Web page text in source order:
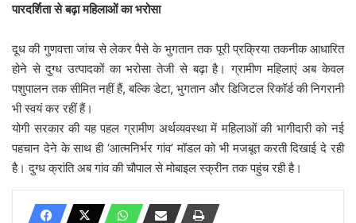
पारदर्शिता से बढ़ा महिलाओं का भरोसा
दूध की गुणवत्ता जांच से लेकर पैसे के भुगतान तक पूरी प्रक्रिया तकनीक आधारित
होने से दुग्ध उत्पादकों का भरोसा तेजी से बढ़ा है। ग्रामीण महिलाएं अब केवल
पशुपालन तक सीमित नहीं हैं, बल्कि डेटा, भुगतान और डिजिटल रिकॉर्ड की निगरानी
भी स्वयं कर रहीं हैं।
योगी सरकार की यह पहल ग्रामीण अर्थव्यवस्था में महिलाओं की भागीदारी को नई
पहचान देने के साथ ही ‘आत्मनिर्भर गांव’ मॉडल को भी मजबूत करती दिखाई दे रही
है। दुग्ध क्रांति अब गांव की चौपाल से मोबाइल स्क्रीन तक पहुंच रही है।